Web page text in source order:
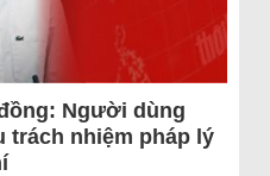
Người dùng
trách nhiệm pháp lý